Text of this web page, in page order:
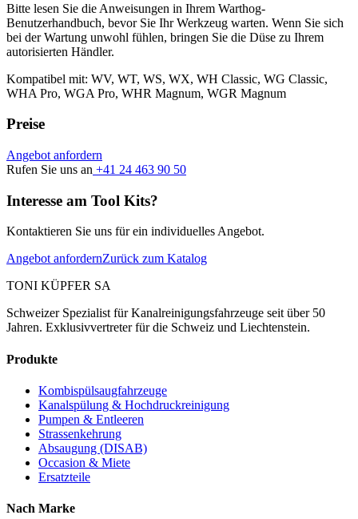
Bitte lesen Sie die Anweisungen in Ihrem Warthog-
Benutzerhandbuch, bevor Sie Ihr Werkzeug warten. Wenn Sie sich
bei der Wartung unwohl fühlen, bringen Sie die Düse zu Ihrem
autorisierten Händler.
Kompatibel mit: WV, WT, WS, WX, WH Classic, WG Classic,
WHA Pro, WGA Pro, WHR Magnum, WGR Magnum
Preise
Angebot anfordern
Rufen Sie uns an +41 24 463 90 50
Interesse am Tool Kits?
Kontaktieren Sie uns für ein individuelles Angebot.
Angebot anfordernZurück zum Katalog
TONI KÜPFER SA
Schweizer Spezialist für Kanalreinigungsfahrzeuge seit über 50
Jahren. Exklusivvertreter für die Schweiz und Liechtenstein.
Produkte
Kombispülsaugfahrzeuge
Kanalspülung & Hochdruckreinigung
Pumpen & Entleeren
Strassenkehrung
Absaugung (DISAB)
Occasion & Miete
Ersatzteile
Nach Marke